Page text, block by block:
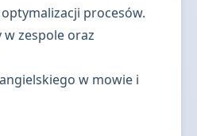
procesów.
zespole oraz
w mowie i